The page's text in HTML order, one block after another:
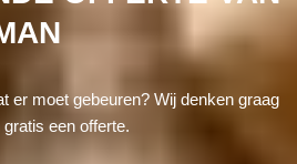
er moet gebeuren? Wij denken graag
een offerte.